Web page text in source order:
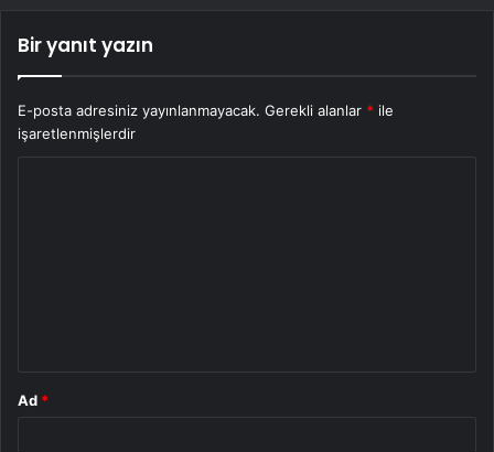
Bir yanıt yazın
E-posta adresiniz yayınlanmayacak. Gerekli alanlar * ile
işaretlenmişlerdir
Ad *